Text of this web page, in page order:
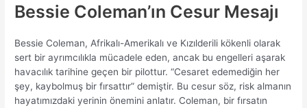
Bessie Coleman’ın Cesur Mesajı
Bessie Coleman, Afrikalı-Amerikalı ve Kızılderili kökenli olarak
sert bir ayrımcılıkla mücadele eden, ancak bu engelleri aşarak
havacılık tarihine geçen bir pilottur. “Cesaret edemediğin her
şey, kaybolmuş bir fırsattır” demiştir. Bu cesur söz, risk almanın
hayatımızdaki yerinin önemini anlatır. Coleman, bir fırsatın